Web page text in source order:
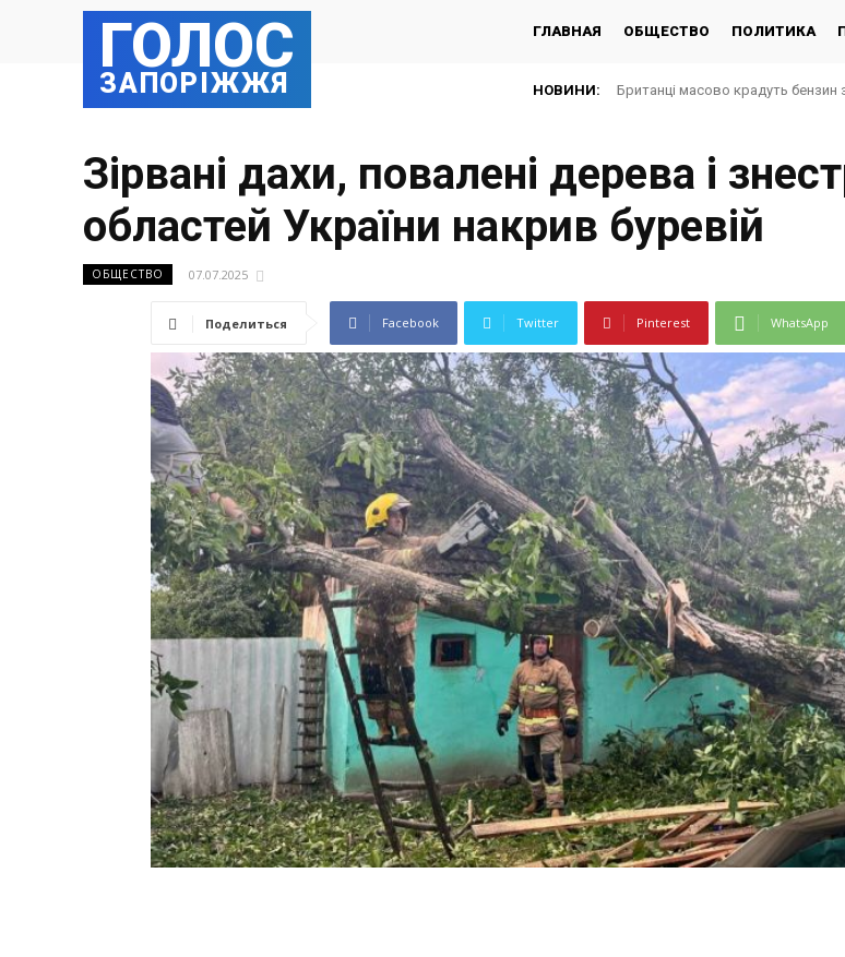
ГОЛОС
ЗАПОРІЖЖЯ
ГЛАВНАЯ ОБЩЕСТВО ПОЛИТИКА
НОВИНИ: Британці масово крадуть бензин
Зірвані дахи, повалені дерева і
областей України накрив буревій
ОБЩЕСТВО 07.07.2025
Поделиться Facebook Twitter Pinterest WhatsApp